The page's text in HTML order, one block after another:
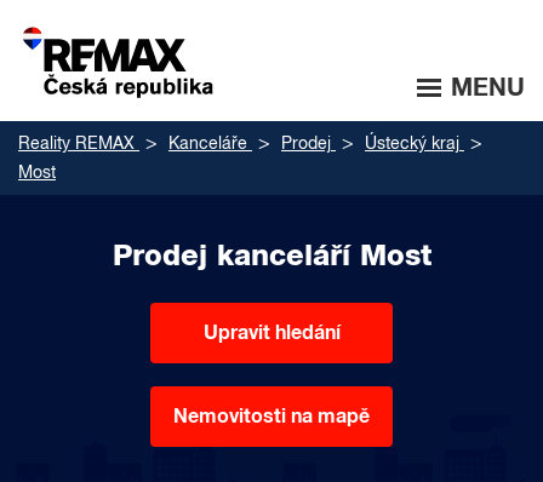
MENU
Reality REMAX Kanceláře Prodej
Ústecký kraj
Most
Prodej kanceláří Most
Upravit hledání
Nemovitosti na mapě